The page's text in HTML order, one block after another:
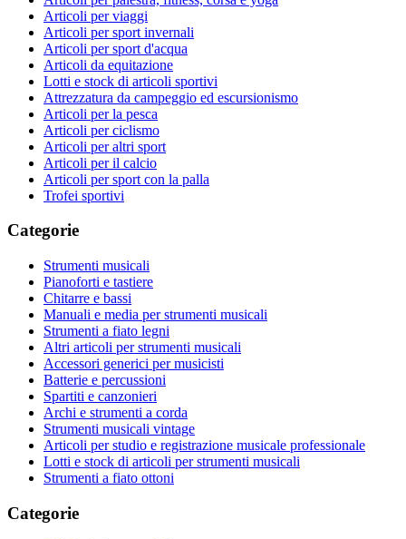
Articoli per viaggi
Articoli per sport invernali
Articoli per sport d'acqua
Articoli da equitazione
Lotti e stock di articoli sportivi
Attrezzatura da campeggio ed escursionismo
Articoli per la pesca
Articoli per ciclismo
Articoli per altri sport
Articoli per il calcio
Articoli per sport con la palla
Trofei sportivi
Categorie
Strumenti musicali
Pianoforti e tastiere
Chitarre e bassi
Manuali e media per strumenti musicali
Strumenti a fiato legni
Altri articoli per strumenti musicali
Accessori generici per musicisti
Batterie e percussioni
Spartiti e canzonieri
Archi e strumenti a corda
Strumenti musicali vintage
Articoli per studio e registrazione musicale professionale
Lotti e stock di articoli per strumenti musicali
Strumenti a fiato ottoni
Categorie